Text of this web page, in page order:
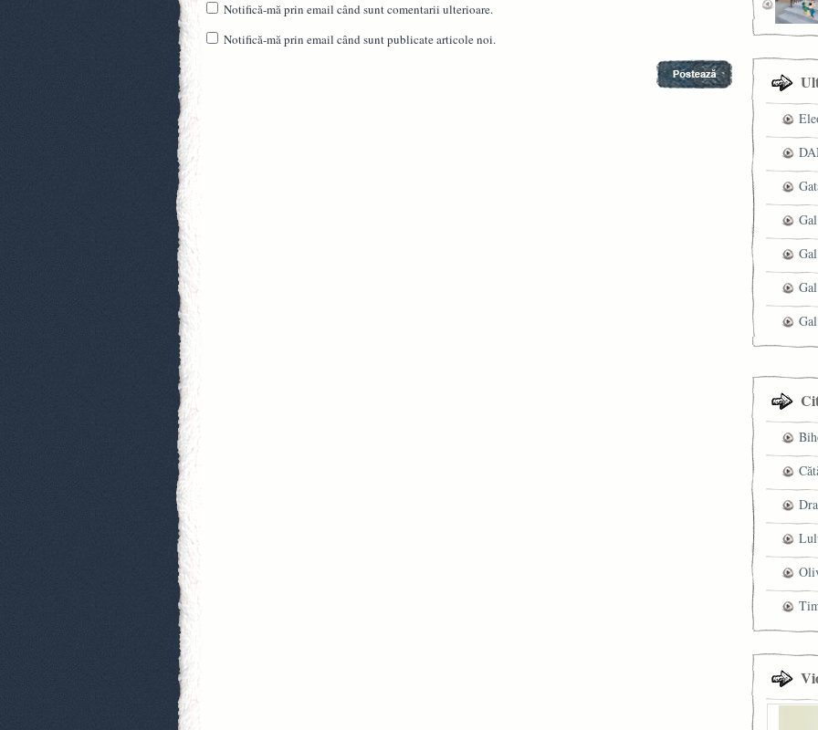
Notifică-mă prin email când sunt comentarii ulterioare.
Notifică-mă prin email când sunt publicate articole noi.